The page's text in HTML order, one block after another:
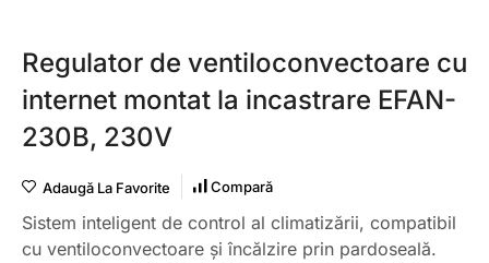
Regulator de ventiloconvectoare cu
internet montat la incastrare EFAN-
230B, 230V
Adaugă La Favorite Compară
Sistem inteligent de control al climatizării, compatibil
cu ventiloconvectoare și încălzire prin pardoseală.